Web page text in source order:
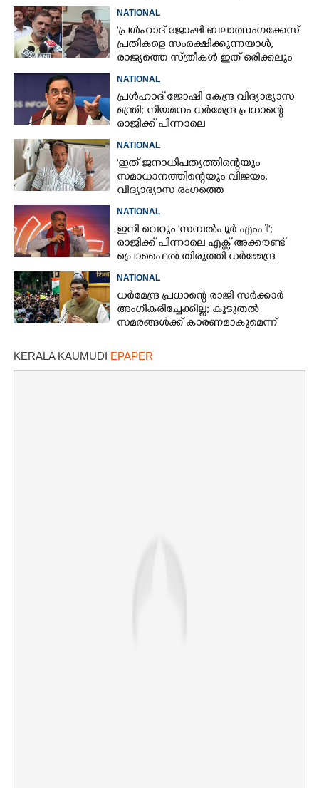
NATIONAL
'പ്രൾഹാദ് ജോഷി ബലാത്സംഗക്കേസ്
പ്രതികളെ സംരക്ഷിക്കുന്നയാൾ,
രാജ്യത്തെ സ്ത്രീകൾ ഇത് ഒരിക്കലും
NATIONAL
പ്രൾഹാദ് ജോഷി കേന്ദ്ര വിദ്യാഭ്യാസ
മന്ത്രി; നിയമനം ധർമേന്ദ്ര പ്രധാന്റെ
രാജിക്ക് പിന്നാലെ
NATIONAL
'ഇത് ജനാധിപത്യത്തിന്റെയും
സമാധാനത്തിന്റെയും വിജയം,
വിദ്യാഭ്യാസ രംഗത്തെ
NATIONAL
ഇനി വെറും 'സമ്പൽപൂർ എംപി';
രാജിക്ക് പിന്നാലെ എക്സ് അക്കൗണ്ട്
പ്രൊഫൈൽ തിരുത്തി ധർമ്മേന്ദ്ര
NATIONAL
ധർമേന്ദ്ര പ്രധാന്റെ രാജി സർക്കാർ
അംഗീകരിച്ചേക്കില്ല; കൂടുതൽ
സമരങ്ങൾക്ക് കാരണമാകുമെന്ന്
KERALA KAUMUDI EPAPER